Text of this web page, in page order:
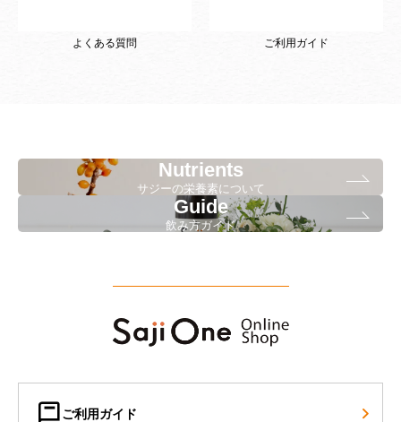
よくある質問 ご利用ガイド
Nutrients
サジーの栄養素について
Guide
飲み方ガイド
ご利用ガイド